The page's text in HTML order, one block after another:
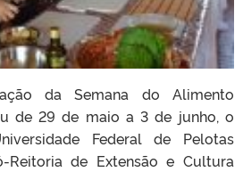
da Semana do Alimento
de 29 de maio a 3 de junho, o
Federal de Pelotas
Reitoria de Extensão e Cultura